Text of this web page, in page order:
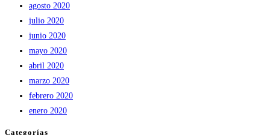
agosto 2020
julio 2020
junio 2020
mayo 2020
abril 2020
marzo 2020
febrero 2020
enero 2020
Categorías